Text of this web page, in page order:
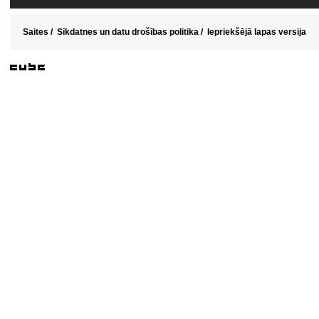
Saites / Sīkdatnes un datu drošības politika / Iepriekšējā lapas versija